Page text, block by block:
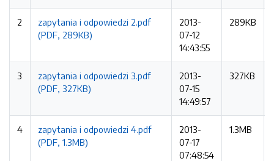
2
zapytania i odpowiedzi 2.pdf
(PDF, 289KB)
2013-
07-12
14:43:55
289KB
3
zapytania i odpowiedzi 3.pdf
(PDF, 327KB)
2013-
07-15
14:49:57
327KB
4
zapytania i odpowiedzi 4.pdf
(PDF, 1.3MB)
2013-
07-17
07:48:54
1.3MB